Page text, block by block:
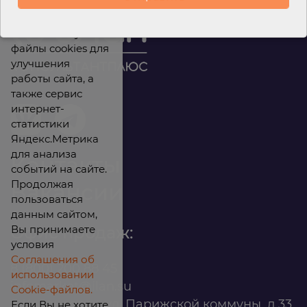
Контакты
Вакансии
Офис продаж:
infomarket@ilan.su
файлы cookies для
улучшения
работы сайта, а
также сервис
интернет-
статистики
Яндекс.Метрика
для анализа
событий на сайте.
Продолжая
пользоваться
данным сайтом,
Вы принимаете
условия
Соглашения об
использовании
Cookie-файлов.